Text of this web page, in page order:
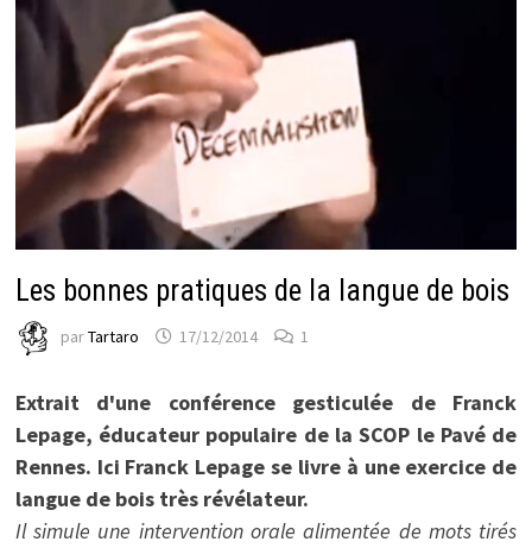
Les bonnes pratiques de la langue de bois
parTartaro 17/12/2014 1
Extrait d'une conférence gesticulée de Franck
Lepage, éducateur populaire de la SCOP le Pavé de
Rennes. Ici Franck Lepage se livre à une exercice de
langue de bois très révélateur.
Il simule une intervention orale alimentée de mots tirés